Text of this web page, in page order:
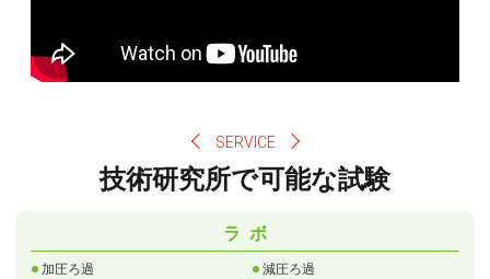
SERVICE
技術研究所で可能な試験
ラ ボ
加圧ろ過
減圧ろ過